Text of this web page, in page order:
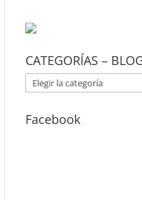
CATEGORÍAS –
CATEGORÍAS
–
BLOG
Facebook